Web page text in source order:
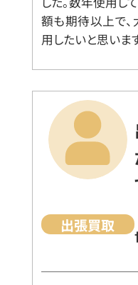
額も期待以上で、
用したいと思いま
出張買取